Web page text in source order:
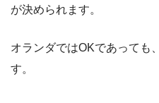
が決められます。
オランダではOKであっても
す。